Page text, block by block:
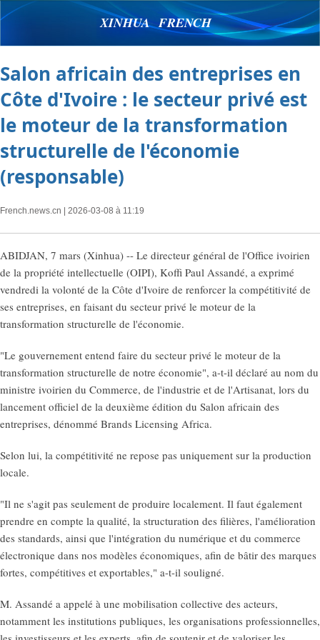
XINHUA FRENCH
Salon africain des entreprises en
Côte d'Ivoire : le secteur privé est
le moteur de la transformation
structurelle de l'économie
(responsable)
French.news.cn | 2026-03-08 à 11:19
ABIDJAN, 7 mars (Xinhua) -- Le directeur général de l'Office ivoirien
de la propriété intellectuelle (OIPI), Koffi Paul Assandé, a exprimé
vendredi la volonté de la Côte d'Ivoire de renforcer la compétitivité de
ses entreprises, en faisant du secteur privé le moteur de la
transformation structurelle de l'économie.
"Le gouvernement entend faire du secteur privé le moteur de la
transformation structurelle de notre économie", a-t-il déclaré au nom du
ministre ivoirien du Commerce, de l'industrie et de l'Artisanat, lors du
lancement officiel de la deuxième édition du Salon africain des
entreprises, dénommé Brands Licensing Africa.
Selon lui, la compétitivité ne repose pas uniquement sur la production
locale.
"Il ne s'agit pas seulement de produire localement. Il faut également
prendre en compte la qualité, la structuration des filières, l'amélioration
des standards, ainsi que l'intégration du numérique et du commerce
électronique dans nos modèles économiques, afin de bâtir des marques
fortes, compétitives et exportables," a-t-il souligné.
M. Assandé a appelé à une mobilisation collective des acteurs,
notamment les institutions publiques, les organisations professionnelles,